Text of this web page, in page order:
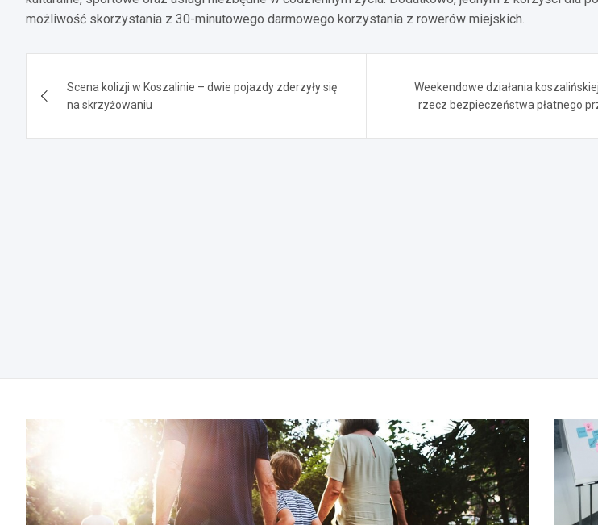
możliwość skorzystania z 30-minutowego darmowego korzystania z rowerów miejskich.
wpisu
Scena kolizji w Koszalinie – dwie pojazdy zderzyły się
na skrzyżowaniu
Weekendowe działania
rzecz bezpieczeństwa płatnego